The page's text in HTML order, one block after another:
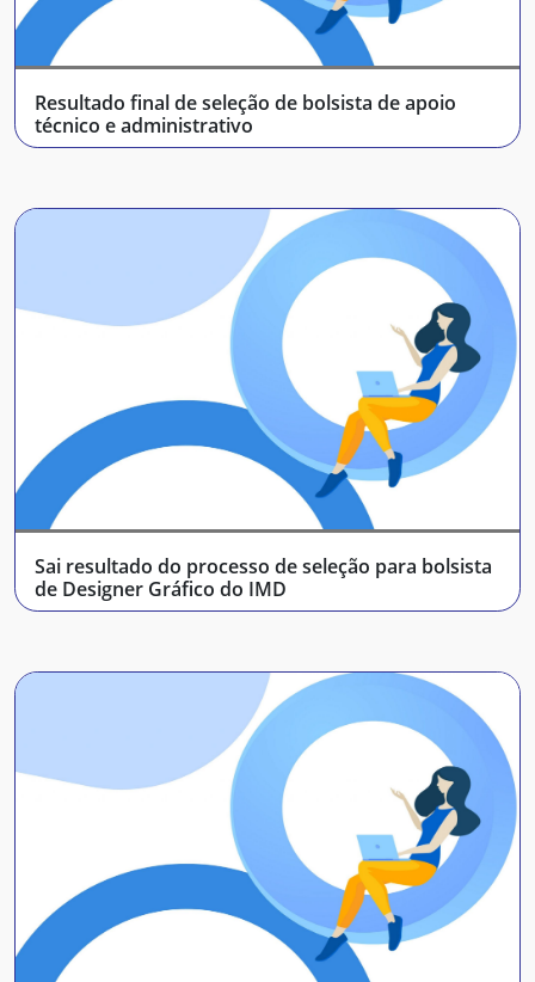
Resultado final de seleção de bolsista de apoio
técnico e administrativo
Sai resultado do processo de seleção para bolsista
de Designer Gráfico do IMD